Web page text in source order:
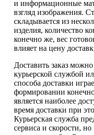
и информационные
взгляд изображения.
складывается из
изделия, количество
конечно же, вес
влияет на цену
Доставить заказ
курьерской службой
способа доставки
формировании
является наиболее
время доставки при
Курьерская служба
сервиса и скорости,